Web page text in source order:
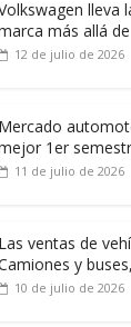
lleva
más allá
12 de julio de 2026
Mercado
1er
11 de julio de 2026
Las ventas de
y
10 de julio de 2026